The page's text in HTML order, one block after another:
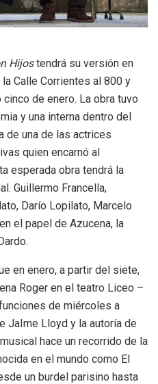
Hijostendrá su versión en
Calle Corrientes al 800 y
de enero. La obra tuvo
y una interna dentro del
de una de las actrices
quien encarnó al
esperada obra tendrá la
Guillermo Francella,
Darío Lopilato, Marcelo
el papel de Azucena, la
en enero, a partir del siete,
Roger en el teatro Liceo –
de miércoles a
JaIme Lloyd y la autoría de
hace un recorrido de la
en el mundo como El
un burdel parisino hasta